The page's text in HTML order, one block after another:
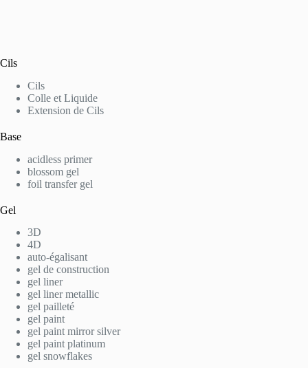
Cils
Cils
Colle et Liquide
Extension de Cils
Base
acidless primer
blossom gel
foil transfer gel
Gel
3D
4D
auto-égalisant
gel de construction
gel liner
gel liner metallic
gel pailleté
gel paint
gel paint mirror silver
gel paint platinum
gel snowflakes